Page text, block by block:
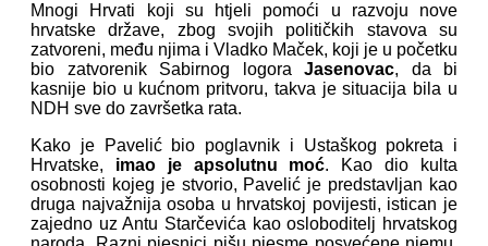
Mnogi Hrvati koji su htjeli pomoći u razvoju nove
hrvatske države, zbog svojih političkih stavova su
zatvoreni, među njima i Vladko Maček, koji je u početku
bio zatvorenik Sabirnog logora Jasenovac, da bi
kasnije bio u kućnom pritvoru, takva je situacija bila u
NDH sve do završetka rata.
Kako je Pavelić bio poglavnik i Ustaškog pokreta i
Hrvatske, imao je apsolutnu moć. Kao dio kulta
osobnosti kojeg je stvorio, Pavelić je predstavljan kao
druga najvažnija osoba u hrvatskoj povijesti, istican je
zajedno uz Antu Starčevića kao osloboditelj hrvatskog